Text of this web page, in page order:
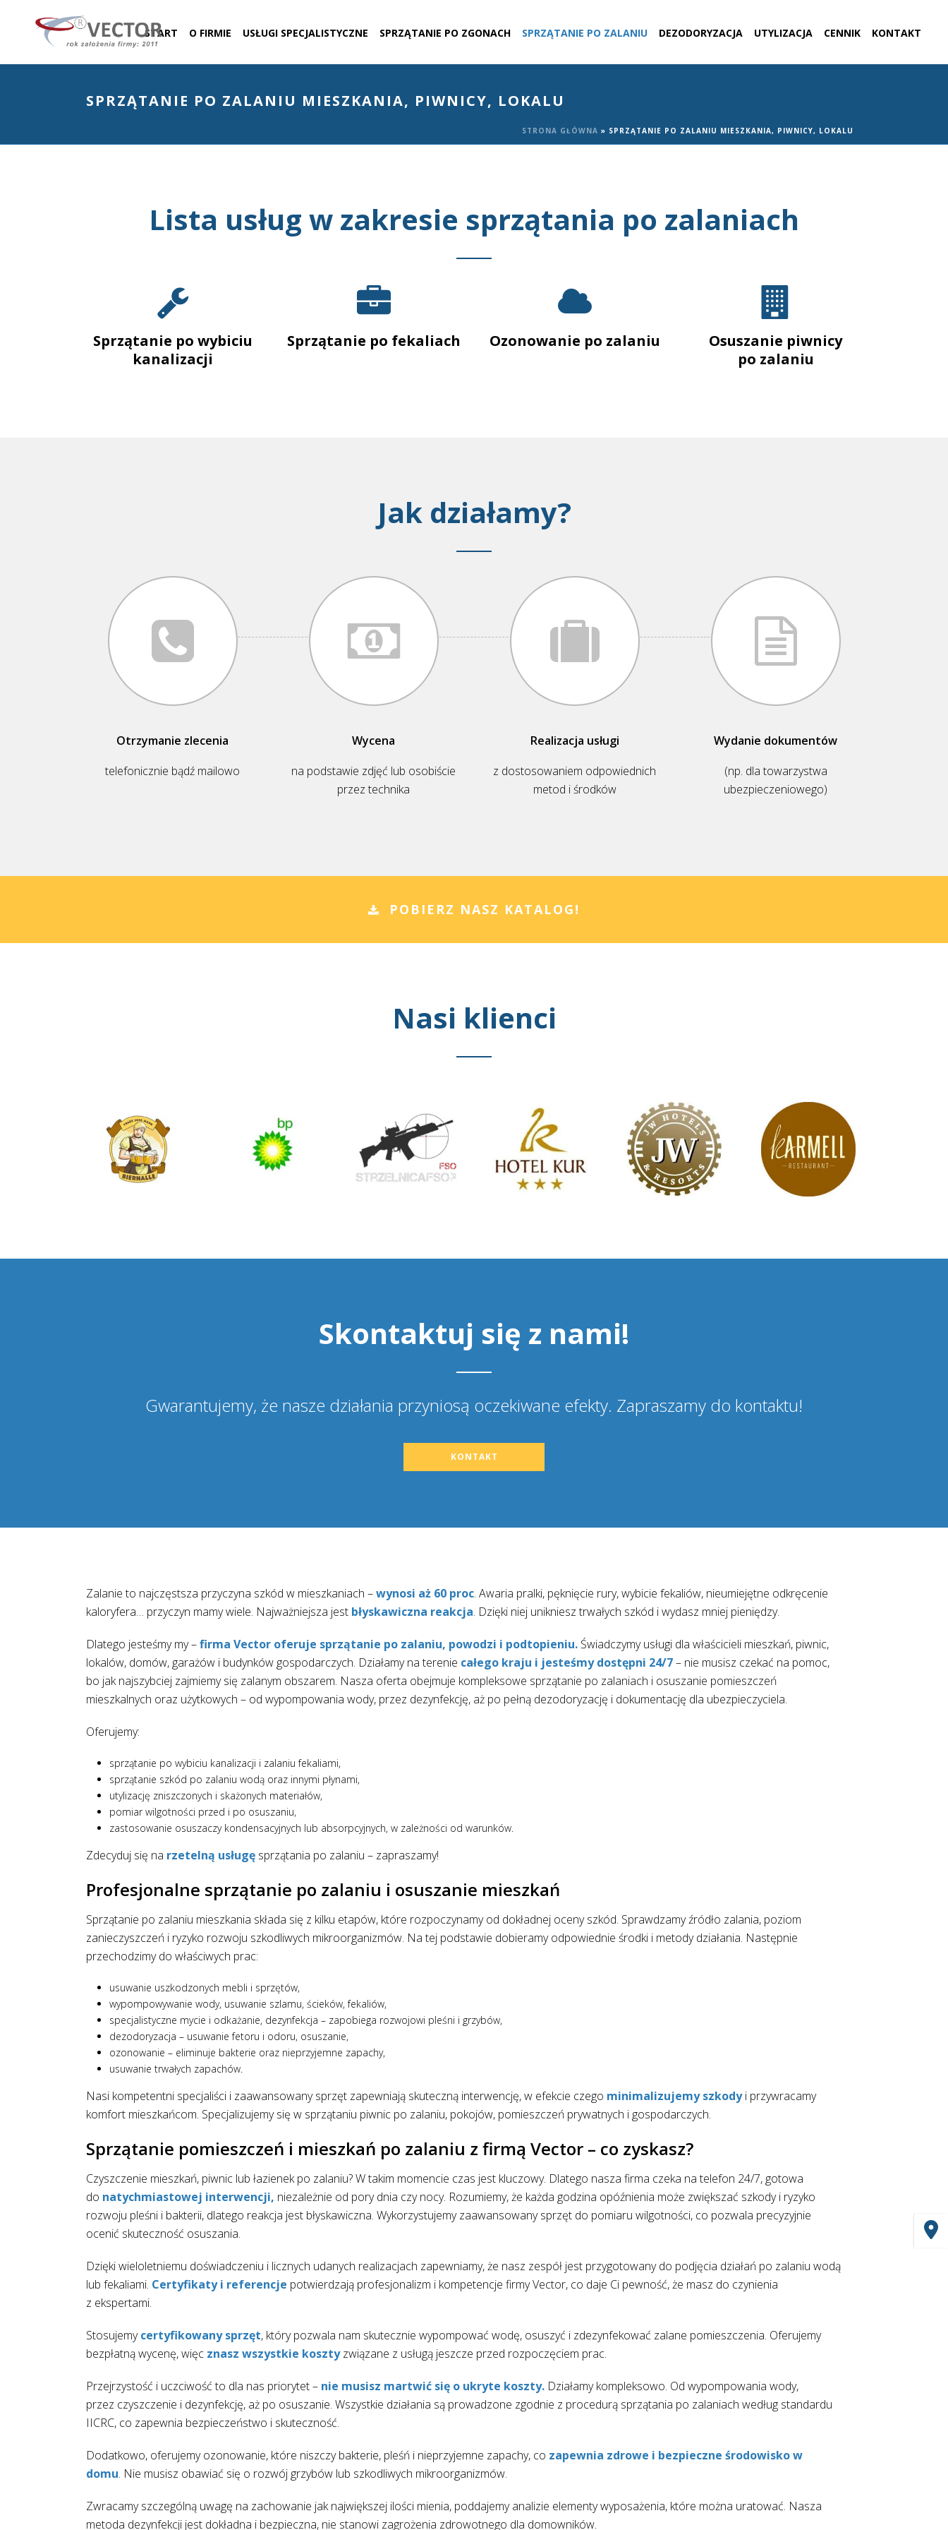
START O FIRMIE USŁUGI SPECJALISTYCZNE SPRZĄTANIE PO ZGONACH SPRZĄTANIE PO ZALANIU DEZODORYZACJA UTYLIZACJA CENNIK KONTAKT
SPRZĄTANIE PO ZALANIU MIESZKANIA, PIWNICY, LOKALU
STRONA GŁÓWNA » SPRZĄTANIE PO ZALANIU MIESZKANIA, PIWNICY, LOKALU
Lista usług w zakresie sprzątania po zalaniach
Sprzątanie po wybiciu
kanalizacji
Sprzątanie po fekaliach Ozonowanie po zalaniu
Osuszanie piwnicy
po zalaniu
Jak działamy?
Otrzymanie zlecenia
telefonicznie bądź mailowo
Wycena
na podstawie zdjęć lub osobiście
przez technika
Realizacja usługi
z dostosowaniem odpowiednich
metod i środków
Wydanie dokumentów
(np. dla towarzystwa
ubezpieczeniowego)
POBIERZ NASZ KATALOG!
Nasi klienci
Skontaktuj się z nami!
Gwarantujemy, że nasze działania przyniosą oczekiwane efekty. Zapraszamy do kontaktu!
KONTAKT
Zalanie to najczęstsza przyczyna szkód w mieszkaniach –wynosi aż 60 proc. Awaria pralki, pęknięcie rury, wybicie fekaliów, nieumiejętne odkręcenie
kaloryfera… przyczyn mamy wiele. Najważniejsza jest błyskawiczna reakcja. Dzięki niej unikniesz trwałych szkód i wydasz mniej pieniędzy.
Dlatego jesteśmy my –firma Vector oferuje sprzątanie po zalaniu, powodzi i podtopieniu. Świadczymy usługi dla właścicieli mieszkań, piwnic,
lokalów, domów, garażów i budynków gospodarczych. Działamy na terenie całego kraju i jesteśmy dostępni 24/7– nie musisz czekać na pomoc,
bo jak najszybciej zajmiemy się zalanym obszarem. Nasza oferta obejmuje kompleksowe sprzątanie po zalaniach i osuszanie pomieszczeń
mieszkalnych oraz użytkowych – od wypompowania wody, przez dezynfekcję, aż po pełną dezodoryzację i dokumentację dla ubezpieczyciela.
Oferujemy:
sprzątanie po wybiciu kanalizacji i zalaniu fekaliami,
sprzątanie szkód po zalaniu wodą oraz innymi płynami,
utylizację zniszczonych i skażonych materiałów,
pomiar wilgotności przed i po osuszaniu,
zastosowanie osuszaczy kondensacyjnych lub absorpcyjnych, w zależności od warunków.
Zdecyduj się na rzetelną usługę sprzątania po zalaniu – zapraszamy!
Profesjonalne sprzątanie po zalaniu i osuszanie mieszkań
Sprzątanie po zalaniu mieszkania składa się z kilku etapów, które rozpoczynamy od dokładnej oceny szkód. Sprawdzamy źródło zalania, poziom
zanieczyszczeń i ryzyko rozwoju szkodliwych mikroorganizmów. Na tej podstawie dobieramy odpowiednie środki i metody działania. Następnie
przechodzimy do właściwych prac:
usuwanie uszkodzonych mebli i sprzętów,
wypompowywanie wody, usuwanie szlamu, ścieków, fekaliów,
specjalistyczne mycie i odkażanie, dezynfekcja – zapobiega rozwojowi pleśni i grzybów,
dezodoryzacja – usuwanie fetoru i odoru, osuszanie,
ozonowanie – eliminuje bakterie oraz nieprzyjemne zapachy,
usuwanie trwałych zapachów.
Nasi kompetentni specjaliści i zaawansowany sprzęt zapewniają skuteczną interwencję, w efekcie czego minimalizujemy szkodyi przywracamy
komfort mieszkańcom. Specjalizujemy się w sprzątaniu piwnic po zalaniu, pokojów, pomieszczeń prywatnych i gospodarczych.
Sprzątanie pomieszczeń i mieszkań po zalaniu z firmą Vector – co zyskasz?
Czyszczenie mieszkań, piwnic lub łazienek po zalaniu? W takim momencie czas jest kluczowy. Dlatego nasza firma czeka na telefon 24/7, gotowa
do natychmiastowej interwencji, niezależnie od pory dnia czy nocy. Rozumiemy, że każda godzina opóźnienia może zwiększać szkody i ryzyko
rozwoju pleśni i bakterii, dlatego reakcja jest błyskawiczna. Wykorzystujemy zaawansowany sprzęt do pomiaru wilgotności, co pozwala precyzyjnie
ocenić skuteczność osuszania.
Dzięki wieloletniemu doświadczeniu i licznych udanych realizacjach zapewniamy, że nasz zespół jest przygotowany do podjęcia działań po zalaniu wodą
lub fekaliami. Certyfikaty i referencje potwierdzają profesjonalizm i kompetencje firmy Vector, co daje Ci pewność, że masz do czynienia
z ekspertami.
Stosujemycertyfikowany sprzęt, który pozwala nam skutecznie wypompować wodę, osuszyć i zdezynfekować zalane pomieszczenia. Oferujemy
bezpłatną wycenę, więc znasz wszystkie kosztyzwiązane z usługą jeszcze przed rozpoczęciem prac.
Przejrzystość i uczciwość to dla nas priorytet – nie musisz martwić się o ukryte koszty. Działamy kompleksowo. Od wypompowania wody,
przez czyszczenie i dezynfekcję, aż po osuszanie. Wszystkie działania są prowadzone zgodnie z procedurą sprzątania po zalaniach według standardu
IICRC, co zapewnia bezpieczeństwo i skuteczność.
Dodatkowo, oferujemy ozonowanie, które niszczy bakterie, pleśń i nieprzyjemne zapachy, co zapewnia zdrowe i bezpieczne środowisko w
domu. Nie musisz obawiać się o rozwój grzybów lub szkodliwych mikroorganizmów.
Zwracamy szczególną uwagę na zachowanie jak największej ilości mienia, poddajemy analizie elementy wyposażenia, które można uratować. Nasza
metoda dezynfekcji jest dokładna i bezpieczna, nie stanowi zagrożenia zdrowotnego dla domowników.